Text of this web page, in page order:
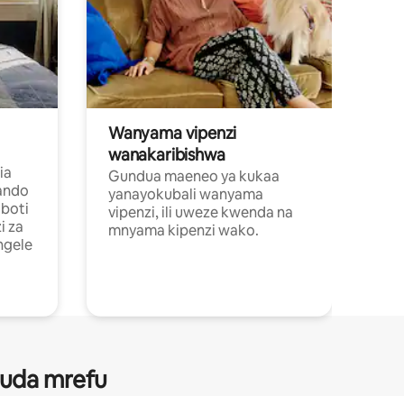
boti
za
Wanyama vipenzi
wanakaribishwa
Gundua maeneo ya kukaa
yanayokubali wanyama
vipenzi, ili uweze kwenda na
mnyama kipenzi wako.
mrefu